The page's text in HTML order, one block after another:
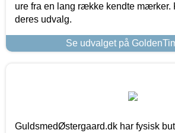
ure fra en lang række kendte mærker.
deres udvalg.
Se udvalget på
GuldsmedØstergaard.dk har fysisk